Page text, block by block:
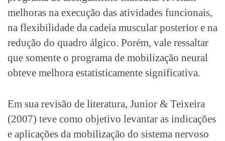
melhoras na execução das atividades funcionais,
na flexibilidade da cadeia muscular posterior e na
redução do quadro álgico. Porém, vale ressaltar
que somente o programa de mobilização neural
obteve melhora estatisticamente significativa.
Em sua revisão de literatura, Junior & Teixeira
(2007) teve como objetivo levantar as indicações
e aplicações da mobilização do sistema nervoso